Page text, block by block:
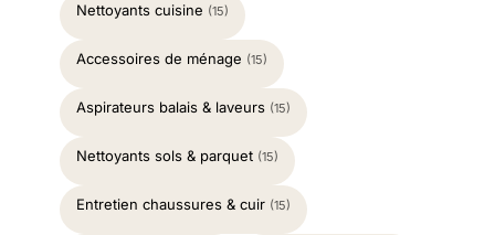
Nettoyants cuisine (15)
Accessoires de ménage (15)
Aspirateurs balais & laveurs (15)
Nettoyants sols & parquet (15)
Entretien chaussures & cuir (15)